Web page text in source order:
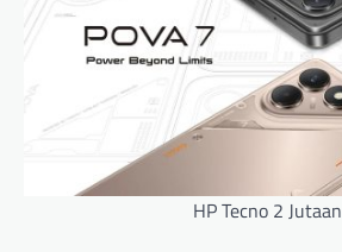
HP Tecno 2 Jutaan